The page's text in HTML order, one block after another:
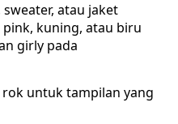
atau jaket
kuning, atau biru
girly pada
untuk tampilan yang